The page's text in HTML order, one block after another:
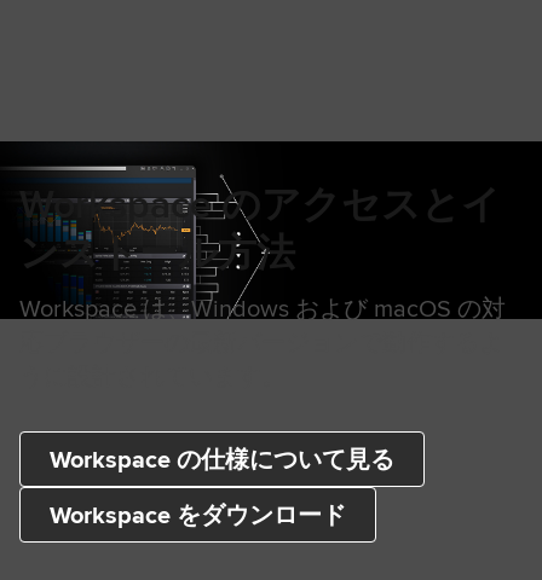
Workspace のアクセスとイ
ンストール方法
Workspace は、Windows および macOS の対
Workspace の仕様について見る
Workspace をダウンロード